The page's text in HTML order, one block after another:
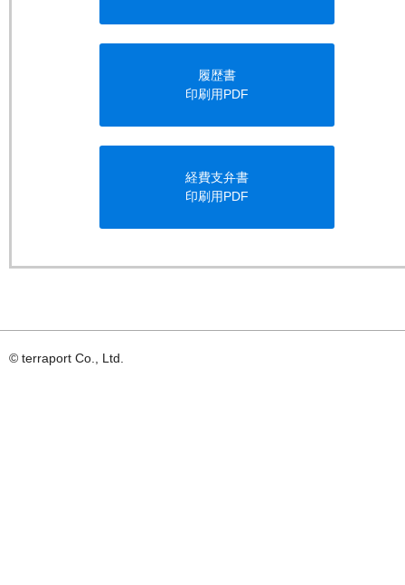
履歴書
印刷用PDF
経費支弁書
印刷用PDF
© terraport Co., Ltd.